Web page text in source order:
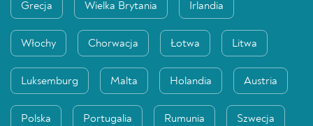
Grecja Wielka Brytania Irlandia
Włochy Chorwacja Łotwa Litwa
Luksemburg Malta Holandia Austria
Polska Portugalia Rumunia Szwecja